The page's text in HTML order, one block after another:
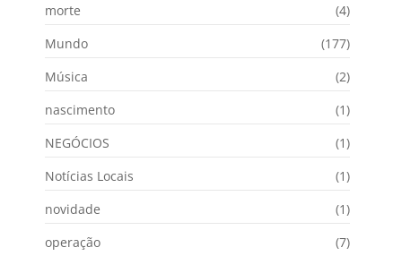
morte
(4)
Mundo
(177)
Música
(2)
nascimento
(1)
NEGÓCIOS
(1)
Notícias Locais
(1)
novidade
(1)
operação
(7)